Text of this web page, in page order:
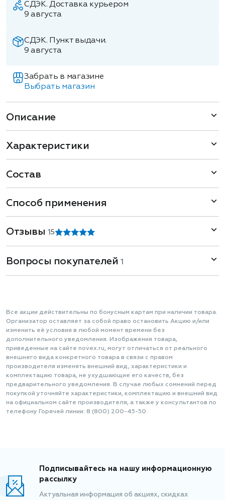
СДЭК. Доставка курьером
9 августа
СДЭК. Пункт выдачи.
9 августа
Забрать в магазине
Выбрать магазин
Описание
Характеристики
Состав
Способ применения
Отзывы1 5
Вопросы покупателей 1
Все акции действительны по бонусным картам при наличии товара.
Организатор оставляет за собой право остановить Акцию и/или
изменить её условия в любой момент времени без
дополнительного уведомления. Изображения товара,
приведенные на сайте novex.ru, могут отличаться от реального
внешнего вида конкретного товара в связи с правом
производителя изменять внешний вид, характеристики и
комплектацию товара, не ухудшающие его качеств, без
предварительного уведомления. В случае любых сомнений перед
покупкой уточняйте характеристики, комплектацию и внешний вид
на официальном сайте производителя, а также у консультантов по
телефону Горячей линии: 8 (800) 200-45-50.
Подписывайтесь на нашу информационную
рассылку
Актуальная информация об акциях, скидках